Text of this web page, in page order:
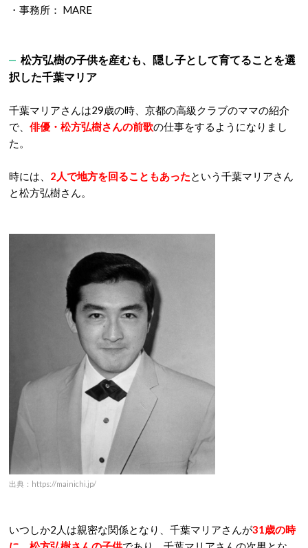
・事務所： MARE
松方弘樹の子供を産むも、隠し子として育てることを選
択した千葉マリア
千葉マリアさんは29歳の時、京都の高級クラブのママの紹介
で、 俳優・松方弘樹さんの前歌の仕事をするようになりまし
た。
時には、 2人で地方を回ることもあったという千葉マリアさん
と松方弘樹さん。
出典：https://mainichi.jp/
いつしか2人は親密な関係となり、千葉マリアさんが31歳の時